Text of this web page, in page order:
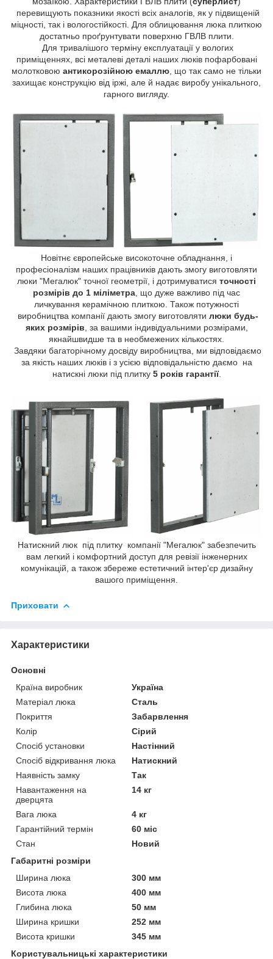
перевищують показники якості всіх аналогів, як у підвищеній
міцності, так і вологостійкості. Для облицювання люка плиткою
достатньо проґрунтувати поверхню ГВЛВ плити.
Для тривалішого терміну експлуатації у вологих
приміщеннях, всі металеві деталі наших люків пофарбовані
молотковою антикорозійною емаллю , що так само не тільки
захищає конструкцію від іржі, але й надає виробу унікального,
гарного вигляду.
Новітнє європейське високоточне обладнання, і
професіоналізм наших працівників дають змогу виготовляти
люки "Мегалюк" точної геометрії, і дотримуватися точності
розмірів до 1 міліметра , що дуже важливо під час
личкування керамічною плиткою. Також потужності
виробництва компанії дають змогу виготовляти люки будь-
яких розмірів , за вашими індивідуальними розмірами,
якнайшвидше та в необмежених кількостях.
Завдяки багаторічному досвіду виробництва, ми відповідаємо
за якість наших люків і з усією відповідальністю даємо на
натискні люки під плитку 5 років гарантії.
Натискний люк під плитку компанії "Мегалюк" забезпечить
вам легкий і комфортний доступ для ревізії інженерних
комунікацій, а також збереже естетичний інтер'єр дизайну
вашого приміщення.
Приховати
Характеристики
Основні
Країна виробник
Україна
Матеріал люка
Сталь
Покриття
Забарвлення
Колір
Сірий
Спосіб установки
Настінний
Спосіб відкривання люка
Натискний
Наявність замку
Так
Навантаження на
дверцята
14 кг
Вага люка
4 кг
Гарантійний термін
60 міс
Стан
Новий
Габаритні розміри
Ширина люка
300 мм
Висота люка
400 мм
Глибина люка
50 мм
Ширина кришки
252 мм
Висота кришки
345 мм
Користувальницькі характеристики